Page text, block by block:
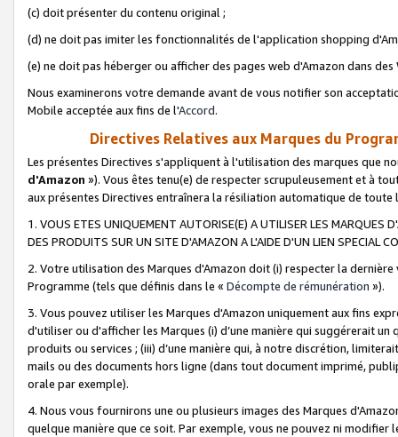
(c) doit présenter du contenu original ;
(d) ne doit pas imiter les fonctionnalités de l'application shopping
(e) ne doit pas héberger ou afficher des pages web d'Amazon dans
Nous examinerons votre demande avant de vous notifier son
Mobile acceptée aux fins de l'Accord.
Directives Relatives aux Marques du
Les présentes Directives s'appliquent à l'utilisation des marques que
d'Amazon »). Vous êtes tenu(e) de respecter scrupuleusement et à
aux présentes Directives entraînera la résiliation automatique de
1. VOUS ETES UNIQUEMENT AUTORISE(E) A UTILISER LES MARQUES
DES PRODUITS SUR UN SITE D'AMAZON A L'AIDE D'UN LIEN SPECIAL
2. Votre utilisation des Marques d'Amazon doit (i) respecter la
Programme (tels que définis dans le « Décompte de rémunération »).
3. Vous pouvez utiliser les Marques d'Amazon uniquement aux fins
d'utiliser ou d'afficher les Marques (i) d’une manière qui suggérerait
produits ou services ; (iii) d’une manière qui, à notre discrétion,
mails ou des documents hors ligne (dans tout document imprimé,
orale par exemple).
4. Nous vous fournirons une ou plusieurs images des Marques
quelque manière que ce soit. Par exemple, vous ne pouvez ni